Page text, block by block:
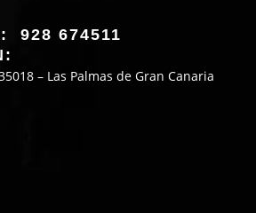
928 674511
– Las Palmas de Gran Canaria